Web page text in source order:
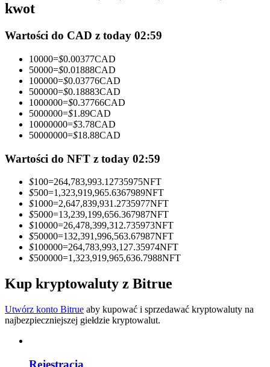
Zostań traderem kopiującym
Ciesz się podziałem zysków i prowizjami z kopiowania
Analiza Big Data, w tym informacje handlowe itp.
kwot
Wartości do CAD z today 02:59
10000=$0.00377CAD
50000=$0.01888CAD
100000=$0.03776CAD
500000=$0.18883CAD
1000000=$0.37766CAD
5000000=$1.89CAD
10000000=$3.78CAD
50000000=$18.88CAD
Wartości do NFT z today 02:59
$100=264,783,993.12735975NFT
$500=1,323,919,965.6367989NFT
$1000=2,647,839,931.2735977NFT
$5000=13,239,199,656.367987NFT
$10000=26,478,399,312.735973NFT
$50000=132,391,996,563.67987NFT
$100000=264,783,993,127.35974NFT
$500000=1,323,919,965,636.7988NFT
Kup kryptowaluty z Bitrue
Utwórz konto Bitrue aby kupować i sprzedawać kryptowaluty na
najbezpieczniejszej giełdzie kryptowalut.
Rejestracja